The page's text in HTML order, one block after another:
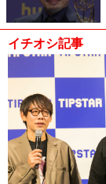
イチオシ記事